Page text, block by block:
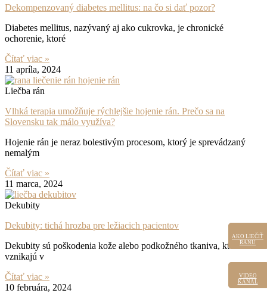
Dekompenzovaný diabetes mellitus: na čo si dať pozor?
Diabetes mellitus, nazývaný aj ako cukrovka, je chronické
ochorenie, ktoré
Čítať viac »
11 apríla, 2024
Liečba rán
Vlhká terapia umožňuje rýchlejšie hojenie rán. Prečo sa na
Slovensku tak málo využíva?
Hojenie rán je neraz bolestivým procesom, ktorý je sprevádzaný
nemalým
Čítať viac »
11 marca, 2024
Dekubity
Dekubity: tichá hrozba pre ležiacich pacientov
Dekubity sú poškodenia kože alebo podkožného tkaniva, ktoré
vznikajú v
Čítať viac »
10 februára, 2024
AKO LIEČIŤ
RANU
VIDEO
KANÁL
AKO LIEČIŤ
RANU
VIDEO
KANÁL